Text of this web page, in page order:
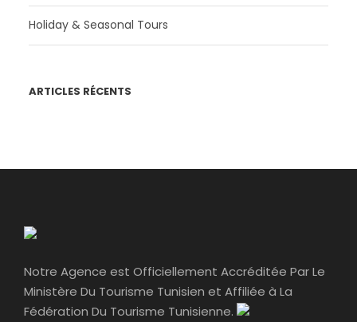
Holiday & Seasonal Tours
ARTICLES RÉCENTS
Notre Agence est Officiellement Accréditée Par Le
Ministère Du Tourisme Tunisien et Affiliée à La
Fédération Du Tourisme Tunisienne.